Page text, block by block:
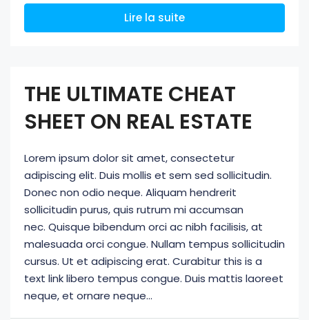
Lire la suite
THE ULTIMATE CHEAT
SHEET ON REAL ESTATE
Lorem ipsum dolor sit amet, consectetur
adipiscing elit. Duis mollis et sem sed sollicitudin.
Donec non odio neque. Aliquam hendrerit
sollicitudin purus, quis rutrum mi accumsan
nec. Quisque bibendum orci ac nibh facilisis, at
malesuada orci congue. Nullam tempus sollicitudin
cursus. Ut et adipiscing erat. Curabitur this is a
text link libero tempus congue. Duis mattis laoreet
neque, et ornare neque...